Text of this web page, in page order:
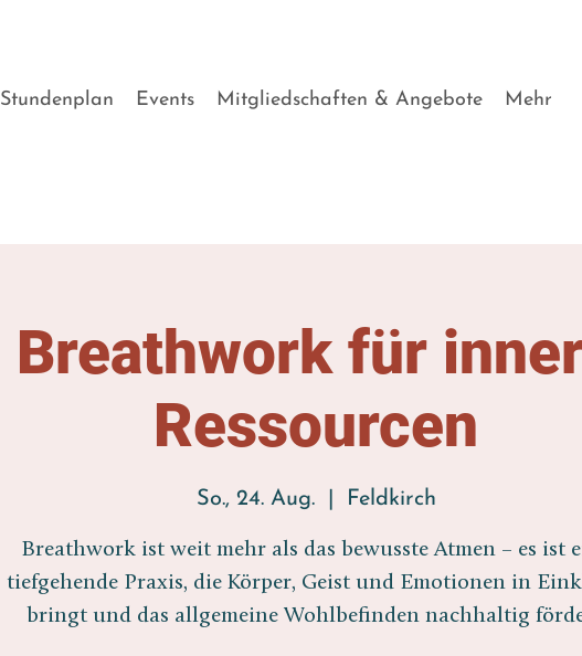
Stundenplan Events Mitgliedschaften & Angebote Mehr
Breathwork für
Ressourcen
So., 24. Aug.
  |
Feldkirch
Breathwork ist weit mehr als das bewusste Atmen – es ist
tiefgehende Praxis, die Körper, Geist und Emotionen in
bringt und das allgemeine Wohlbefinden nachhaltig